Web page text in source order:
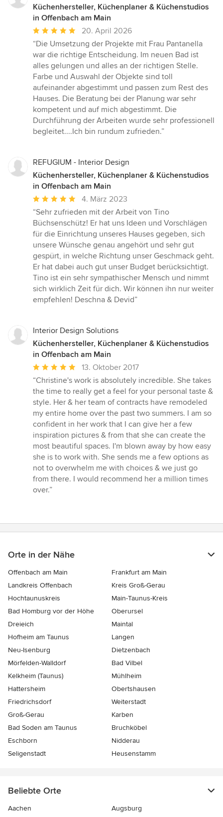
Küchenhersteller, Küchenplaner & Küchenstudios
in Offenbach am Main
Durchschnittliche
Bewertung:
5
von
5
Sternen
20. April 2026
“Die Umsetzung der Projekte mit Frau Pantanella
war die richtige Entscheidung. Im neuen Bad ist
alles gelungen und alles an der richtigen Stelle.
Farbe und Auswahl der Objekte sind toll
aufeinander abgestimmt und passen zum Rest des
Hauses. Die Beratung bei der Planung war sehr
kompetent und auf mich abgestimmt. Die
Durchführung der Arbeiten wurde sehr professionell
begleitet....Ich bin rundum zufrieden.”
REFUGIUM - Interior Design
Küchenhersteller, Küchenplaner & Küchenstudios
in Offenbach am Main
Durchschnittliche
Bewertung:
5
von
5
Sternen
4. März 2023
“Sehr zufrieden mit der Arbeit von Tino
Büchsenschütz! Er hat uns Ideen und Vorschlägen
für die Einrichtung unseres Hauses gegeben, sich
unsere Wünsche genau angehört und sehr gut
gespürt, in welche Richtung unser Geschmack geht.
Er hat dabei auch gut unser Budget berücksichtigt.
Tino ist ein sehr sympathischer Mensch und nimmt
sich wirklich Zeit für dich. Wir können ihn nur weiter
empfehlen! Deschna & Devid”
Interior Design Solutions
Küchenhersteller, Küchenplaner & Küchenstudios
in Offenbach am Main
Durchschnittliche
Bewertung:
5
von
5
Sternen
13. Oktober 2017
“Christine's work is absolutely incredible. She takes
the time to really get a feel for your personal taste &
style. Her & her team of contracts have remodeled
my entire home over the past two summers. I am so
confident in her work that I can give her a few
inspiration pictures & from that she can create the
most beautiful spaces. I'm blown away by how easy
she is to work with. She sends me a few options as
not to overwhelm me with choices & we just go
from there. I would recommend her a million times
over.”
Orte in der Nähe
Offenbach am Main
Frankfurt am Main
Landkreis Offenbach
Kreis Groß-Gerau
Hochtaunuskreis
Main-Taunus-Kreis
Bad Homburg vor der Höhe
Oberursel
Dreieich
Maintal
Hofheim am Taunus
Langen
Neu-Isenburg
Dietzenbach
Mörfelden-Walldorf
Bad Vilbel
Kelkheim (Taunus)
Mühlheim
Hattersheim
Obertshausen
Friedrichsdorf
Weiterstadt
Groß-Gerau
Karben
Bad Soden am Taunus
Bruchköbel
Eschborn
Nidderau
Seligenstadt
Heusenstamm
Beliebte Orte
Aachen Augsburg